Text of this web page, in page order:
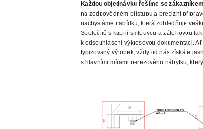
Každou objednávku řešíme se
na zodpovědném přístupu a precizní
nachystáme nabídku, která zohledňuje
Společně s kupní smlouvou a zálohovou
k odsouhlasení výkresovou dokumentaci.
typizovaný výrobek, vždy od nás získáte
s hlavními mírami nerezového nábytku,